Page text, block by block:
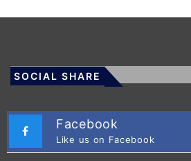
SOCIAL SHARE
Facebook
Like us on Facebook